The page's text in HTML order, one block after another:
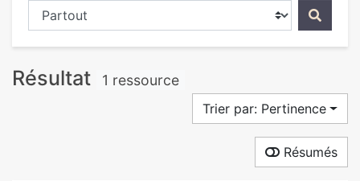
Chercher dans...
Résultat 1 ressource
Trier par: Pertinence
Résumés